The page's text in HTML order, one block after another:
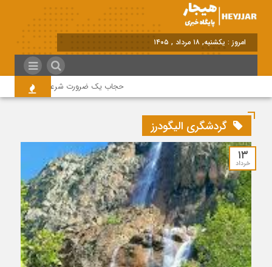
امروز : یکشنبه, ۱۸ مرداد , ۱۴۰۵
حجاب یک ضرورت شرعی قانونی و همه
گردشگری الیگودرز
۱۳
خرداد